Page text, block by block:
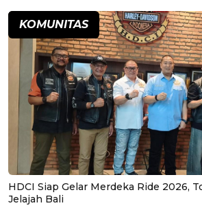
KOMUNITAS
HDCI Siap Gelar Merdeka Ride 2026,
Jelajah Bali